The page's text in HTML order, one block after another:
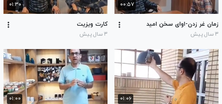
۰۰:۵۷
زمان غر زدن-اوای سخن امید
۳ سال پیش
۰۱:۳۰
کارت ویزیت
۳ سال پیش
۰۱:۰۶ ۰۱:۰۰